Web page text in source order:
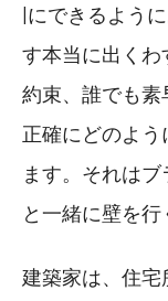
|にできるよう
す本当に出く
約束、誰でも
正確にどのよ
ます。それは
と一緒に壁を行
建築家は、住